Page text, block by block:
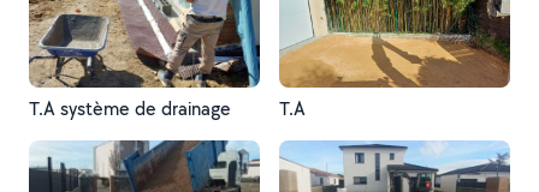
T.A système de drainage T.A